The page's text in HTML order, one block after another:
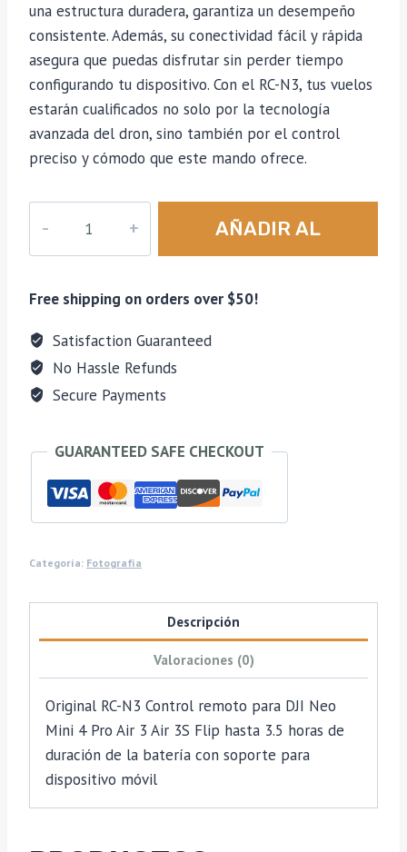
una estructura duradera, garantiza un desempeño
consistente. Además, su conectividad fácil y rápida
asegura que puedas disfrutar sin perder tiempo
configurando tu dispositivo. Con el RC-N3, tus vuelos
estarán cualificados no solo por la tecnología
avanzada del dron, sino también por el control
preciso y cómodo que este mando ofrece.
RC-
DJI
Neo
Mini
y
AÑADIR AL
Free shipping on orders over $50!
Satisfaction Guaranteed
No Hassle Refunds
Secure Payments
GUARANTEED SAFE CHECKOUT
Categoría: Fotografía
Descripción
Valoraciones (0)
Original RC-N3 Control remoto para DJI Neo
Mini 4 Pro Air 3 Air 3S Flip hasta 3.5 horas de
duración de la batería con soporte para
dispositivo móvil